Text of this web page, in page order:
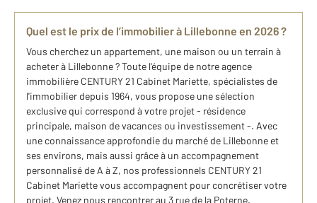
Quel est le prix de l’immobilier à Lillebonne en 2026 ?
Vous cherchez un appartement, une maison ou un terrain à
acheter à Lillebonne ? Toute l'équipe de notre agence
immobilière CENTURY 21 Cabinet Mariette, spécialistes de
l'immobilier depuis 1964, vous propose une sélection
exclusive qui correspond à votre projet - résidence
principale, maison de vacances ou investissement -. Avec
une connaissance approfondie du marché de Lillebonne et
ses environs, mais aussi grâce à un accompagnement
personnalisé de A à Z, nos professionnels CENTURY 21
Cabinet Mariette vous accompagnent pour concrétiser votre
projet. Venez nous rencontrer au 3 rue de la Poterne.